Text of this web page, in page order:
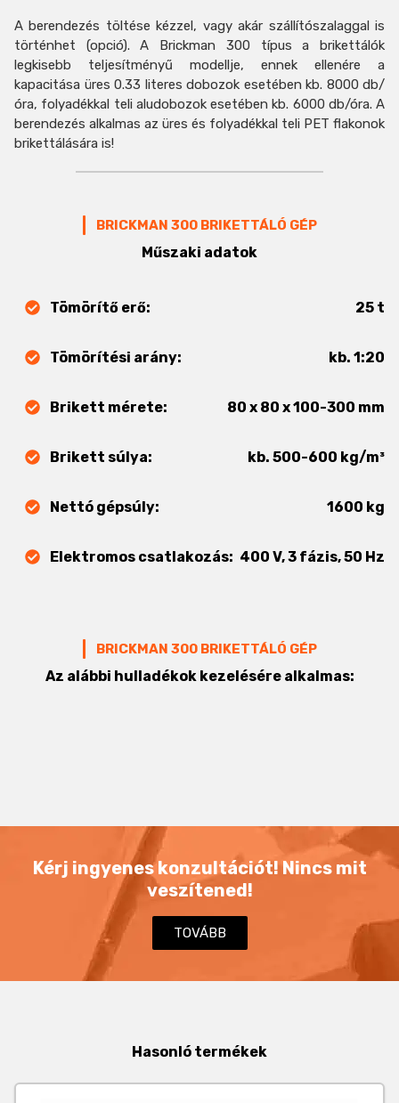
A berendezés töltése kézzel, vagy akár szállítószalaggal is
történhet (opció). A Brickman 300 típus a brikettálók
legkisebb teljesítményű modellje, ennek ellenére a
kapacitása üres 0.33 literes dobozok esetében kb. 8000 db/
óra, folyadékkal teli aludobozok esetében kb. 6000 db/óra. A
berendezés alkalmas az üres és folyadékkal teli PET flakonok
brikettálására is!
BRICKMAN 300 BRIKETTÁLÓ GÉP
Műszaki adatok
Tömörítő erő: 25 t
Tömörítési arány: kb. 1:20
Brikett mérete: 80 x 80 x 100-300 mm
Brikett súlya: kb. 500-600 kg/m³
Nettó gépsúly: 1600 kg
Elektromos csatlakozás: 400 V, 3 fázis, 50 Hz
BRICKMAN 300 BRIKETTÁLÓ GÉP
Az alábbi hulladékok kezelésére alkalmas:
Kérj ingyenes konzultációt! Nincs mit
veszítened!
TOVÁBB
Hasonló termékek